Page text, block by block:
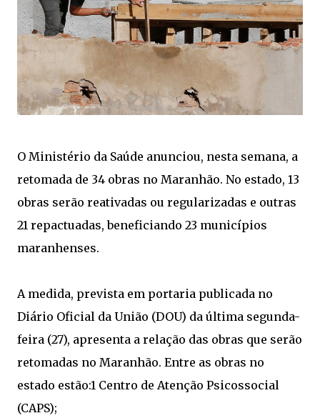
O Ministério da Saúde anunciou, nesta semana, a
retomada de 34 obras no Maranhão. No estado, 13
obras serão reativadas ou regularizadas e outras
21 repactuadas, beneficiando 23 municípios
maranhenses.
A medida, prevista em portaria publicada no
Diário Oficial da União (DOU) da última segunda-
feira (27), apresenta a relação das obras que serão
retomadas no Maranhão. Entre as obras no
estado estão:1 Centro de Atenção Psicossocial
(CAPS);